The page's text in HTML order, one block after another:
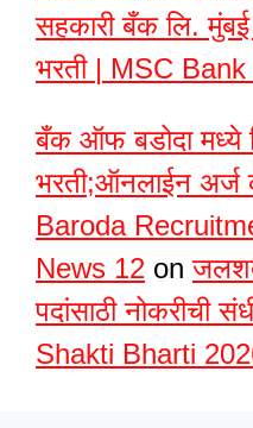
सहकारी बँक लि.
भरती | MSC
बँक ऑफ बडोदा मध्ये
भरती;ऑनलाईन अर्ज
Baroda
News 12 on
पदांसाठी नोकरीची
Shakti Bharti